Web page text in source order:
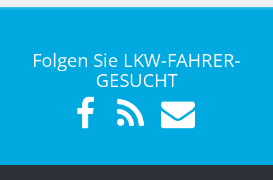
Folgen Sie LKW-FAHRER-
GESUCHT